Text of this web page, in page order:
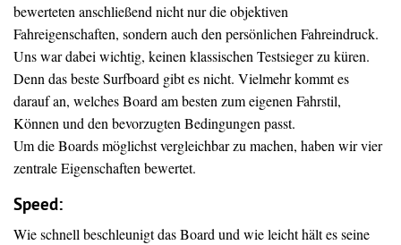
bewerteten anschließend nicht nur die objektiven
Fahreigenschaften, sondern auch den persönlichen Fahreindruck.
Uns war dabei wichtig, keinen klassischen Testsieger zu küren.
Denn das beste Surfboard gibt es nicht. Vielmehr kommt es
darauf an, welches Board am besten zum eigenen Fahrstil,
Können und den bevorzugten Bedingungen passt.
Um die Boards möglichst vergleichbar zu machen, haben wir vier
zentrale Eigenschaften bewertet.
Speed:
Wie schnell beschleunigt das Board und wie leicht hält es seine